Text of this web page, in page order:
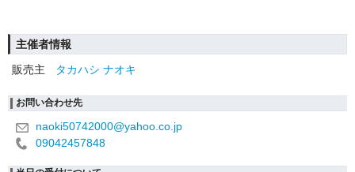
主催者情報
販売主
タカハシ ナオキ
お問い合わせ先
naoki50742000@yahoo.co.jp
09042457848